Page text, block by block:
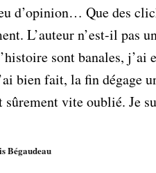
d’opinion… Que des
L’auteur n’est-il pas
sont banales,
bien fait, la fin dégage
vite oublié. Je
Bégaudeau